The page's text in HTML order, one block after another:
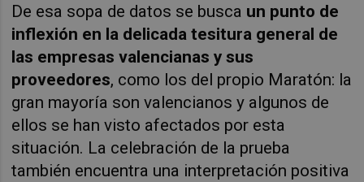
De esa sopa de datos se busca un punto de
inflexión en la delicada tesitura general de
las empresas valencianas y sus
proveedores, como los del propio Maratón: la
gran mayoría son valencianos y algunos de
ellos se han visto afectados por esta
situación. La celebración de la prueba
también encuentra una interpretación positiva